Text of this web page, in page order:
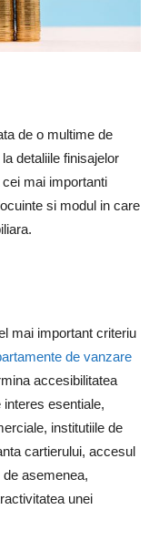
de o multime de
detaliile finisajelor
mai importanti
si modul in care
mai important criteriu
de vanzare
accesibilitatea
esentiale,
institutiile de
cartierului, accesul
asemenea,
unei